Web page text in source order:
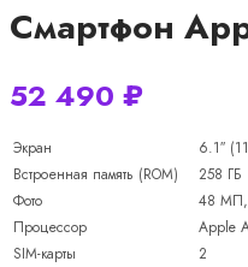
Смартфон
52 490 ₽
Экран
6.1″
Встроенная память (ROM)
258 ГБ
Фото
48 МП,
Процессор
Apple
SIM-карты
2